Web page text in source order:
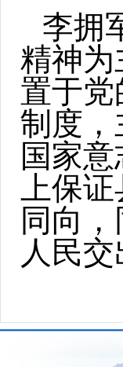
李拥
精神为
置于
制度，
国家
上保
同向
人民